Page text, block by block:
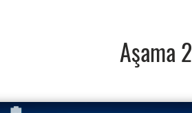
Aşama 2